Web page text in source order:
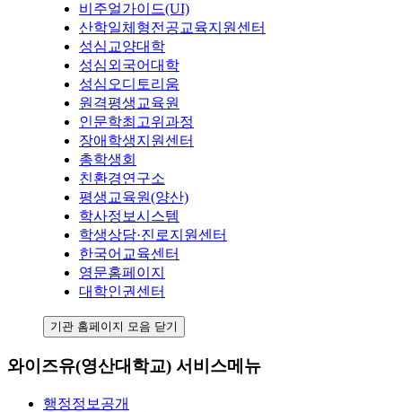
비주얼가이드(UI)
산학일체형전공교육지원센터
성심교양대학
성심외국어대학
성심오디토리움
원격평생교육원
인문학최고위과정
장애학생지원센터
총학생회
친환경연구소
평생교육원(양산)
학사정보시스템
학생상담·진로지원센터
한국어교육센터
영문홈페이지
대학인권센터
기관 홈페이지 모음 닫기
와이즈유(영산대학교) 서비스메뉴
행정정보공개